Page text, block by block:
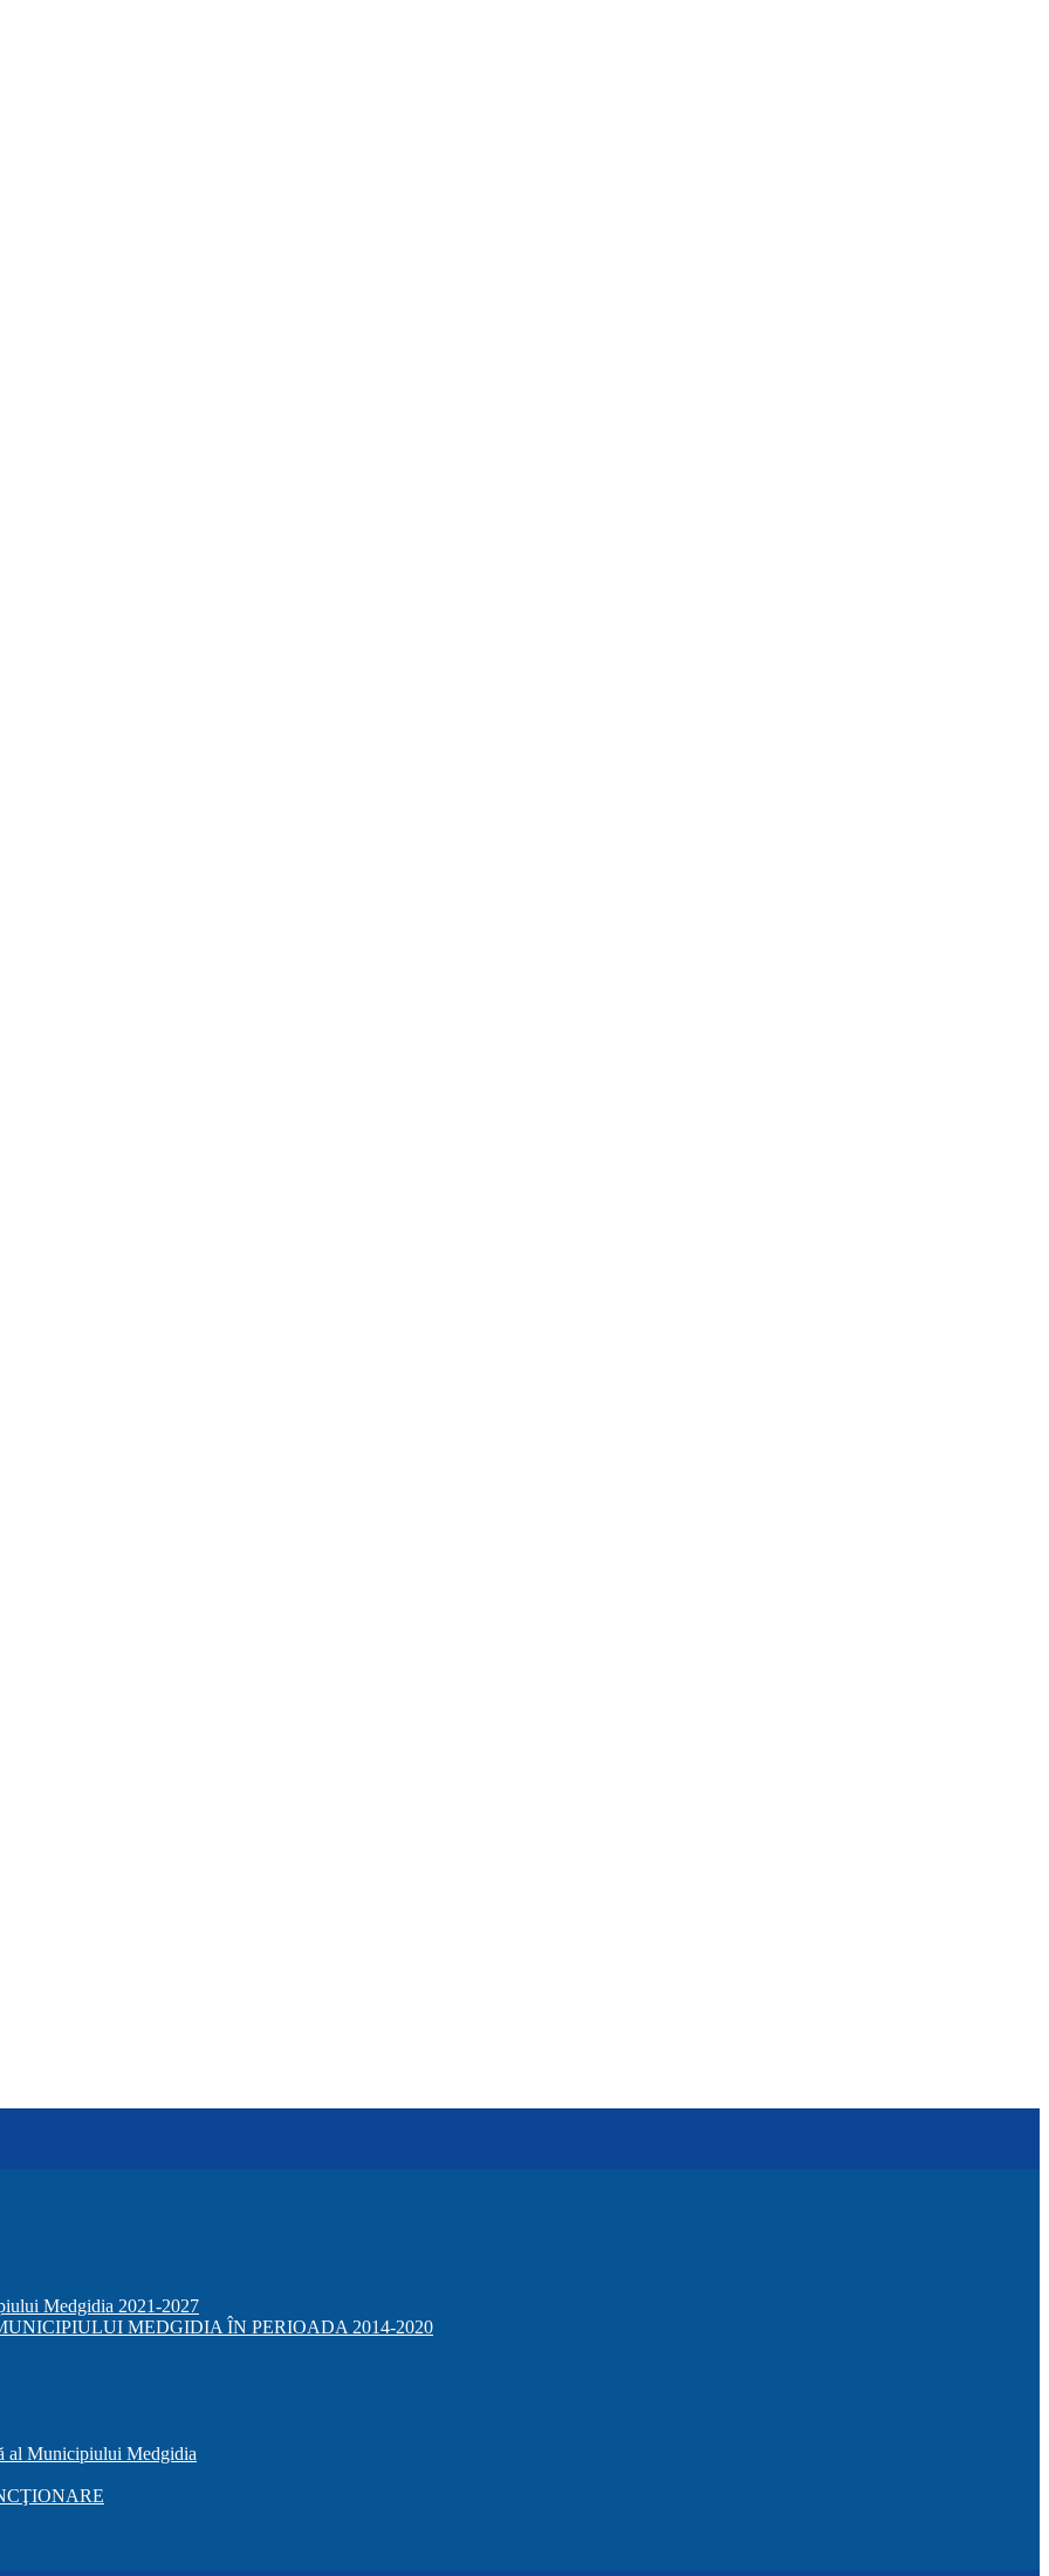
Medgidia 2021-2027
MEDGIDIA ÎN PERIOADA 2014-2020
al Municipiului Medgidia